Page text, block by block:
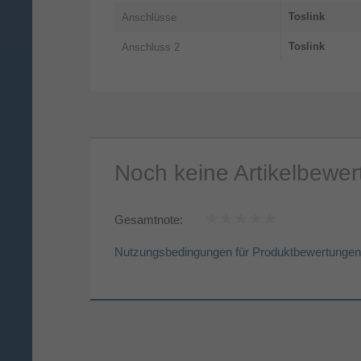
Anschlüsse Toslink
Anschluss 2 Toslink
Noch keine
Gesamtnote:
Nutzungsbedingungen für Produktbewertungen